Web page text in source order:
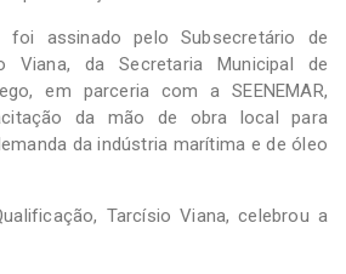
assinado pelo Subsecretário de
Viana, da Secretaria Municipal de
em parceria com a SEENEMAR,
da mão de obra local para
da indústria marítima e de óleo
Tarcísio Viana, celebrou a